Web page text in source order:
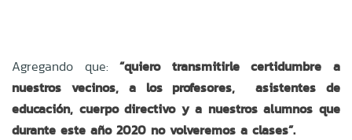
Agregando que:“quiero transmitirle certidumbre a
nuestros vecinos, a los profesores, asistentes de
educación, cuerpo directivo y a nuestros alumnos que
durante este año 2020 no volveremos a clases”.